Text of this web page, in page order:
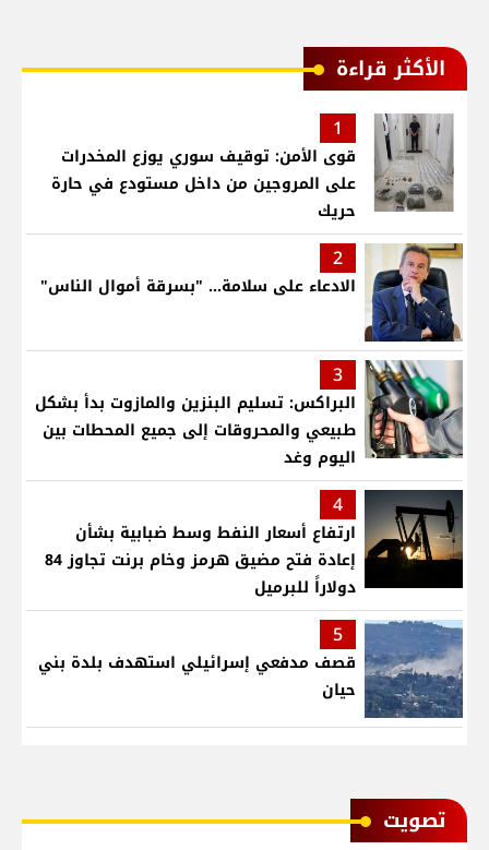
الأكثر قراءة
1
قوى الأمن: توقيف سوري يوزع المخدرات
على المروجين من داخل مستودع في حارة
حريك
2
الادعاء على سلامة... "بسرقة أموال الناس"
3
البراكس: تسليم البنزين والمازوت بدأ بشكل
طبيعي والمحروقات إلى جميع المحطات بين
اليوم وغد
4
ارتفاع أسعار النفط وسط ضبابية بشأن
إعادة فتح مضيق هرمز وخام برنت تجاوز 84
دولاراً للبرميل
5
قصف مدفعي إسرائيلي استهدف بلدة بني
حيان
ﺗﺼﻮﻳﺖ